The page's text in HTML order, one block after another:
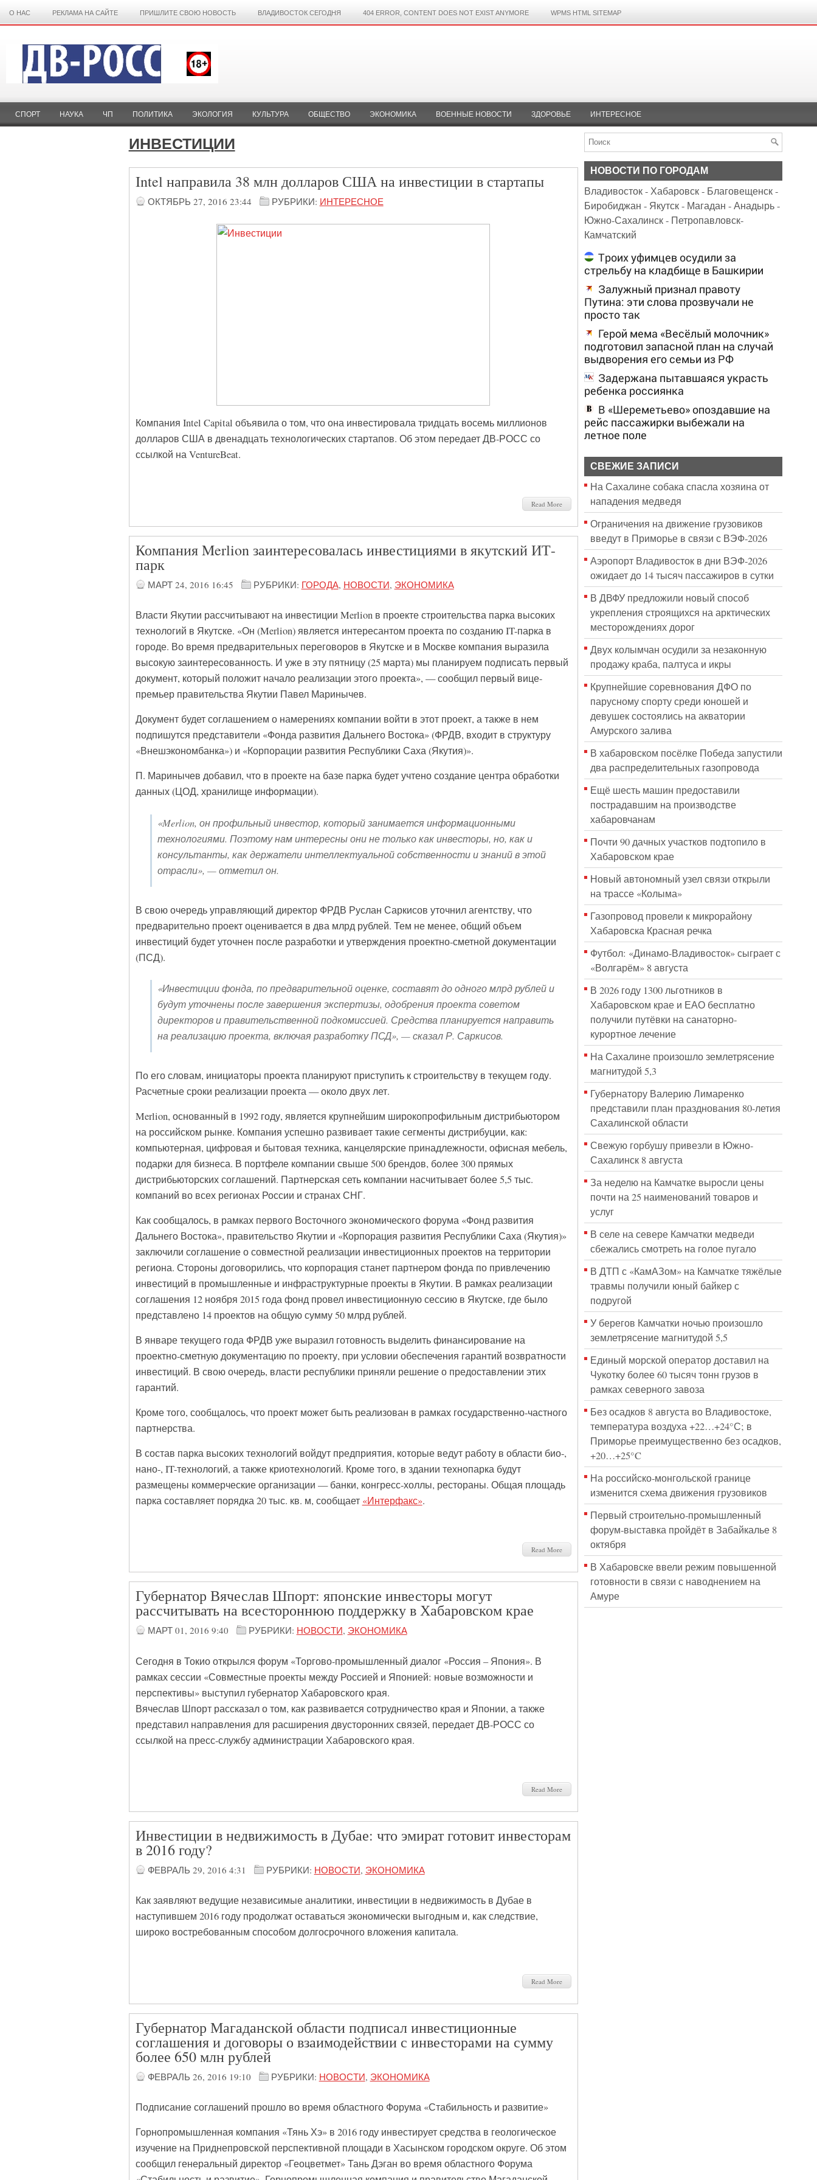
О НАС РЕКЛАМА НА САЙТЕ ПРИШЛИТЕ СВОЮ НОВОСТЬ ВЛАДИВОСТОК СЕГОДНЯ 404 ERROR, CONTENT DOES NOT EXIST ANYMORE WPMS HTML SITEMAP
СПОРТ НАУКА ЧП ПОЛИТИКА ЭКОЛОГИЯ КУЛЬТУРА ОБЩЕСТВО ЭКОНОМИКА ВОЕННЫЕ НОВОСТИ ЗДОРОВЬЕ ИНТЕРЕСНОЕ
ИНВЕСТИЦИИ
Intel направила 38 млн долларов США на инвестиции в стартапы
ОКТЯБРЬ 27, 2016 23:44 РУБРИКИ: ИНТЕРЕСНОЕ
Компания Intel Capital объявила о том, что она инвестировала тридцать восемь миллионов
долларов США в двенадцать технологических стартапов. Об этом передает ДВ-РОСС со
ссылкой на VentureBeat.
Read More
Компания Merlion заинтересовалась инвестициями в якутский ИТ-
парк
МАРТ 24, 2016 16:45 РУБРИКИ: ГОРОДА, НОВОСТИ, ЭКОНОМИКА
Власти Якутии рассчитывают на инвестиции Merlion в проекте строительства парка высоких
технологий в Якутске. «Он (Merlion) является интересантом проекта по созданию IT-парка в
городе. Во время предварительных переговоров в Якутске и в Москве компания выразила
высокую заинтересованность. И уже в эту пятницу (25 марта) мы планируем подписать первый
документ, который положит начало реализации этого проекта», — сообщил первый вице-
премьер правительства Якутии Павел Маринычев.
Документ будет соглашением о намерениях компании войти в этот проект, а также в нем
подпишутся представители «Фонда развития Дальнего Востока» (ФРДВ, входит в структуру
«Внешэкономбанка») и «Корпорации развития Республики Саха (Якутия)».
П. Маринычев добавил, что в проекте на базе парка будет учтено создание центра обработки
данных (ЦОД, хранилище информации).
«Merlion, он профильный инвестор, который занимается информационными
технологиями. Поэтому нам интересны они не только как инвесторы, но, как и
консультанты, как держатели интеллектуальной собственности и знаний в этой
отрасли», — отметил он.
В свою очередь управляющий директор ФРДВ Руслан Саркисов уточнил агентству, что
предварительно проект оценивается в два млрд рублей. Тем не менее, общий объем
инвестиций будет уточнен после разработки и утверждения проектно-сметной документации
(ПСД).
«Инвестиции фонда, по предварительной оценке, составят до одного млрд рублей и
будут уточнены после завершения экспертизы, одобрения проекта советом
директоров и правительственной подкомиссией. Средства планируется направить
на реализацию проекта, включая разработку ПСД», — сказал Р. Саркисов.
По его словам, инициаторы проекта планируют приступить к строительству в текущем году.
Расчетные сроки реализации проекта — около двух лет.
Merlion, основанный в 1992 году, является крупнейшим широкопрофильным дистрибьютором
на российском рынке. Компания успешно развивает такие сегменты дистрибуции, как:
компьютерная, цифровая и бытовая техника, канцелярские принадлежности, офисная мебель,
подарки для бизнеса. В портфеле компании свыше 500 брендов, более 300 прямых
дистрибьюторских соглашений. Партнерская сеть компании насчитывает более 5,5 тыс.
компаний во всех регионах России и странах СНГ.
Как сообщалось, в рамках первого Восточного экономического форума «Фонд развития
Дальнего Востока», правительство Якутии и «Корпорация развития Республики Саха (Якутия)»
заключили соглашение о совместной реализации инвестиционных проектов на территории
региона. Стороны договорились, что корпорация станет партнером фонда по привлечению
инвестиций в промышленные и инфраструктурные проекты в Якутии. В рамках реализации
соглашения 12 ноября 2015 года фонд провел инвестиционную сессию в Якутске, где было
представлено 14 проектов на общую сумму 50 млрд рублей.
В январе текущего года ФРДВ уже выразил готовность выделить финансирование на
проектно-сметную документацию по проекту, при условии обеспечения гарантий возвратности
инвестиций. В свою очередь, власти республики приняли решение о предоставлении этих
гарантий.
Кроме того, сообщалось, что проект может быть реализован в рамках государственно-частного
партнерства.
В состав парка высоких технологий войдут предприятия, которые ведут работу в области био-,
нано-, IT-технологий, а также криотехнологий. Кроме того, в здании технопарка будут
размещены коммерческие организации — банки, конгресс-холлы, рестораны. Общая площадь
парка составляет порядка 20 тыс. кв. м, сообщает «Интерфакс».
Read More
Губернатор Вячеслав Шпорт: японские инвесторы могут
рассчитывать на всестороннюю поддержку в Хабаровском крае
МАРТ 01, 2016 9:40 РУБРИКИ: НОВОСТИ, ЭКОНОМИКА
Сегодня в Токио открылся форум «Торгово-промышленный диалог «Россия – Япония». В
рамках сессии «Совместные проекты между Россией и Японией: новые возможности и
перспективы» выступил губернатор Хабаровского края.
Вячеслав Шпорт рассказал о том, как развивается сотрудничество края и Японии, а также
представил направления для расширения двусторонних связей, передает ДВ-РОСС со
ссылкой на пресс-службу администрации Хабаровского края.
Read More
Инвестиции в недвижимость в Дубае: что эмират готовит инвесторам
в 2016 году?
ФЕВРАЛЬ 29, 2016 4:31 РУБРИКИ: НОВОСТИ, ЭКОНОМИКА
Как заявляют ведущие независимые аналитики, инвестиции в недвижимость в Дубае в
наступившем 2016 году продолжат оставаться экономически выгодным и, как следствие,
широко востребованным способом долгосрочного вложения капитала.
Read More
Губернатор Магаданской области подписал инвестиционные
соглашения и договоры о взаимодействии с инвесторами на сумму
более 650 млн рублей
ФЕВРАЛЬ 26, 2016 19:10 РУБРИКИ: НОВОСТИ, ЭКОНОМИКА
Подписание соглашений прошло во время областного Форума «Стабильность и развитие»
Горнопромышленная компания «Тянь Хэ» в 2016 году инвестирует средства в геологическое
изучение на Приднепровской перспективной площади в Хасынском городском округе. Об этом
сообщил генеральный директор «Геоцветмет» Тань Дэган во время областного Форума
НОВОСТИ ПО ГОРОДАМ
Владивосток-Хабаровск- Благовещенск-
Биробиджан - Якутск- Магадан -Анадырь-
Южно-Сахалинск- Петропавловск-
Камчатский
Троих уфимцев осудили за
стрельбу на кладбище в Башкирии
Залужный признал правоту
Путина: эти слова прозвучали не
просто так
Герой мема «Весёлый молочник»
подготовил запасной план на случай
выдворения его семьи из РФ
Задержана пытавшаяся украсть
ребенка россиянка
В «Шереметьево» опоздавшие на
рейс пассажирки выбежали на
летное поле
СВЕЖИЕ ЗАПИСИ
На Сахалине собака спасла хозяина от
нападения медведя
Ограничения на движение грузовиков
введут в Приморье в связи с ВЭФ-2026
Аэропорт Владивосток в дни ВЭФ-2026
ожидает до 14 тысяч пассажиров в сутки
В ДВФУ предложили новый способ
укрепления строящихся на арктических
месторождениях дорог
Двух колымчан осудили за незаконную
продажу краба, палтуса и икры
Крупнейшие соревнования ДФО по
парусному спорту среди юношей и
девушек состоялись на акватории
Амурского залива
В хабаровском посёлке Победа запустили
два распределительных газопровода
Ещё шесть машин предоставили
пострадавшим на производстве
хабаровчанам
Почти 90 дачных участков подтопило в
Хабаровском крае
Новый автономный узел связи открыли
на трассе «Колыма»
Газопровод провели к микрорайону
Хабаровска Красная речка
Футбол: «Динамо-Владивосток» сыграет с
«Волгарём» 8 августа
В 2026 году 1300 льготников в
Хабаровском крае и ЕАО бесплатно
получили путёвки на санаторно-
курортное лечение
На Сахалине произошло землетрясение
магнитудой 5,3
Губернатору Валерию Лимаренко
представили план празднования 80-летия
Сахалинской области
Свежую горбушу привезли в Южно-
Сахалинск 8 августа
За неделю на Камчатке выросли цены
почти на 25 наименований товаров и
услуг
В селе на севере Камчатки медведи
сбежались смотреть на голое пугало
В ДТП с «КамАЗом» на Камчатке тяжёлые
травмы получили юный байкер с
подругой
У берегов Камчатки ночью произошло
землетрясение магнитудой 5,5
Единый морской оператор доставил на
Чукотку более 60 тысяч тонн грузов в
рамках северного завоза
Без осадков 8 августа во Владивостоке,
температура воздуха +22…+24°С; в
Приморье преимущественно без осадков,
+20…+25°C
На российско‑монгольской границе
изменится схема движения грузовиков
Первый строительно‑промышленный
форум‑выставка пройдёт в Забайкалье 8
октября
В Хабаровске ввели режим повышенной
готовности в связи с наводнением на
Амуре